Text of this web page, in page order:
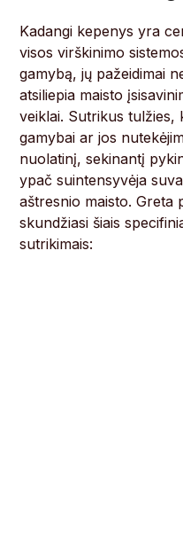
Kadangi kepenys yra
visos virškinimo
gamybą, jų pažeidimai
atsiliepia maisto
veiklai. Sutrikus tulžies,
gamybai ar jos
nuolatinį, sekinantį
ypač suintensyvėja
aštresnio maisto. Greta
skundžiasi šiais
sutrikimais: